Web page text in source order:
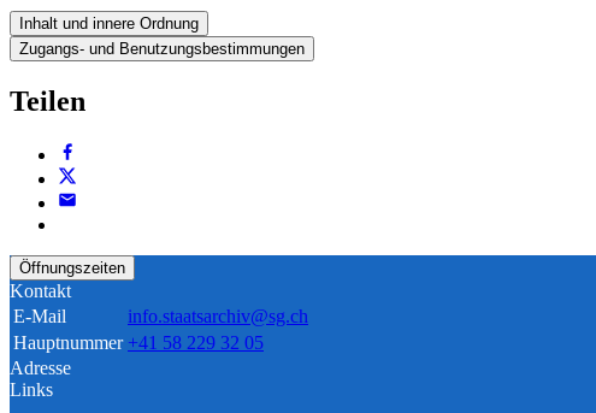
Inhalt und innere Ordnung
Zugangs- und Benutzungsbestimmungen
Teilen
Öffnungszeiten
Kontakt
E-Mail
info.staatsarchiv@sg.ch
Hauptnummer +41 58 229 32 05
Adresse
Links